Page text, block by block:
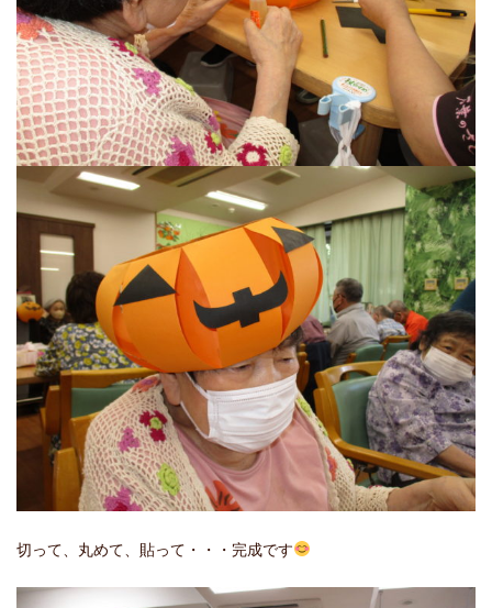
切って、丸めて、貼って・・・完成です